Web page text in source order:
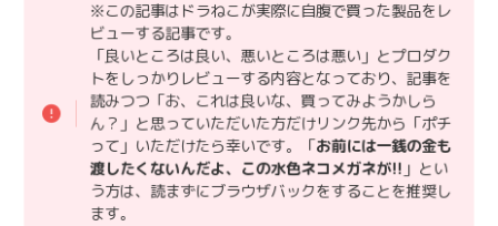
※この記事はドラねこが実際に自腹で買った製品をレ
ビューする記事です。
「良いところは良い、悪いところは悪い」とプロダク
トをしっかりレビューする内容となっており、記事を
読みつつ「お、これは良いな、買ってみようかしら
ん？」と思っていただいた方だけリンク先から「ポチ
って」いただけたら幸いです。「お前には一銭の金も
渡したくないんだよ、この水色ネコメガネが!! 」とい
う方は、読まずにブラウザバックをすることを推奨し
ます。